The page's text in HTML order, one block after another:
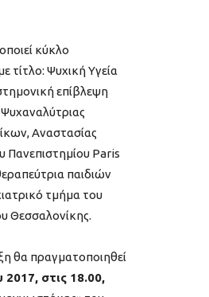
κύκλο
τίτλο: Ψυχική Υγεία
επίβλεψη
Αναστασίας
Πανεπιστημίου Paris
παιδιών
τμήμα του
Θεσσαλονίκης.
θα πραγματοποιηθεί
2017, στις 18.00,